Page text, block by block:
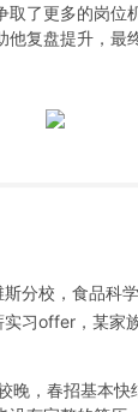
取了更多的岗位
复盘提升，最
分校，食品科
实习offer，某家
晚，春招基本快